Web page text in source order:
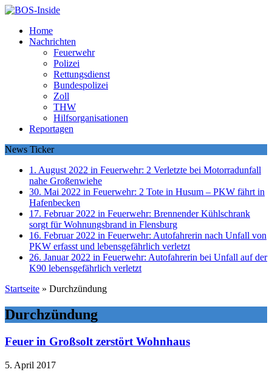
Home
Nachrichten
Feuerwehr
Polizei
Rettungsdienst
Bundespolizei
Zoll
THW
Hilfsorganisationen
Reportagen
News Ticker
1. August 2022 in Feuerwehr: 2 Verletzte bei Motorradunfall
nahe Großenwiehe
30. Mai 2022 in Feuerwehr: 2 Tote in Husum – PKW fährt in
Hafenbecken
17. Februar 2022 in Feuerwehr: Brennender Kühlschrank
sorgt für Wohnungsbrand in Flensburg
16. Februar 2022 in Feuerwehr: Autofahrerin nach Unfall von
PKW erfasst und lebensgefährlich verletzt
26. Januar 2022 in Feuerwehr: Autofahrerin bei Unfall auf der
K90 lebensgefährlich verletzt
Startseite » Durchzündung
Durchzündung
Feuer in Großsolt zerstört Wohnhaus
5. April 2017